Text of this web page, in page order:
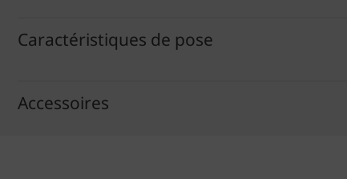
Caractéristiques de pose
Accessoires